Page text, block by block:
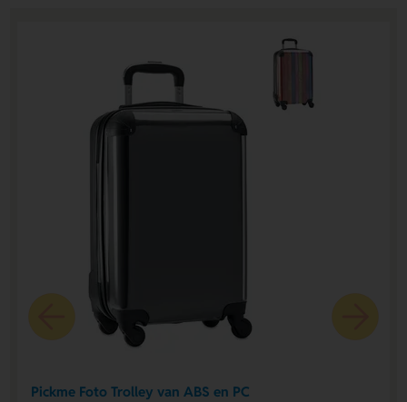
Pickme Foto Trolley van ABS en PC